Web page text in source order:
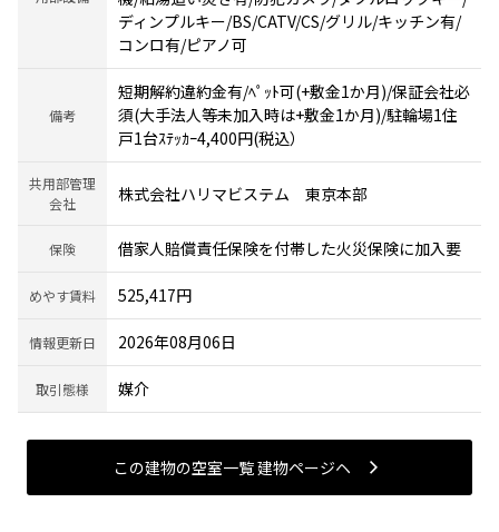
ディンプルキー/BS/CATV/CS/グリル/キッチン有/
コンロ有/ピアノ可
備考
短期解約違約金有/ﾍﾟｯﾄ可(+敷金1か月)/保証会社必
須(大手法人等未加入時は+敷金1か月)/駐輪場1住
戸1台ｽﾃｯｶｰ4,400円(税込）
共用部管理
会社
株式会社ハリマビステム 東京本部
保険 借家人賠償責任保険を付帯した火災保険に加入要
めやす賃料 525,417円
情報更新日 2026年08月06日
取引態様 媒介
この建物の空室一覧 建物ページヘ